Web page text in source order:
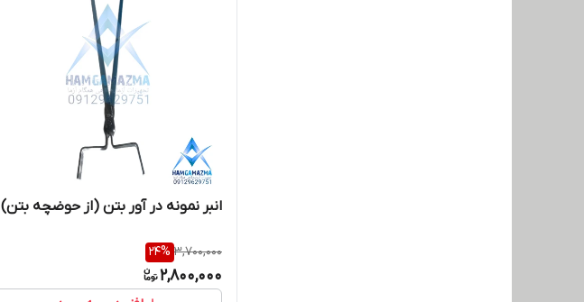
انبر نمونه در آور بتن (از حوضچه بتن)
3,700,000
24%
2,800,000